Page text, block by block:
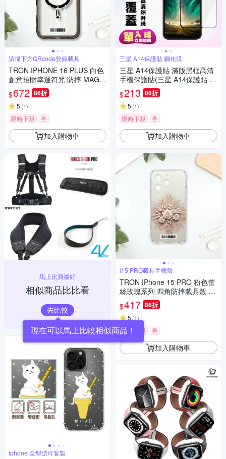
請掃下方QRcode登錄載具
TRON IPHONE 16 PLUS 白色
創意招財幸運符咒 防摔 MAGS
AFE 磁吸 太空載具殼 透黑 手
機殼
$672 86折
5 (1)
限時下殺 券
加入購物車
馬上比買最好
相似商品比比看
去比較
iphone 全型號可客製
三星 A14保護貼 鋼化膜
三星 A14保護貼 滿版黑框高清
手機保護貼(三星 A14保護貼 鋼
化膜)
$213 86折
5 (1)
限時下殺 券
加入購物車
i15 PRO載具手機殼
TRON IPhone 15 PRO 粉色蕾
絲玫瑰系列 四角防摔載具殼 軟
殼 手機殼
$417 86折
5(1)
限時下殺 券
加入購物車